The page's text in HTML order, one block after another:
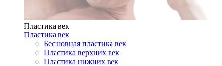
Пластика век
Пластика век
Бесшовная пластика век
Пластика верхних век
Пластика нижних век